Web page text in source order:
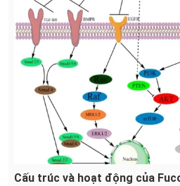
Cấu trúc và hoạt động của